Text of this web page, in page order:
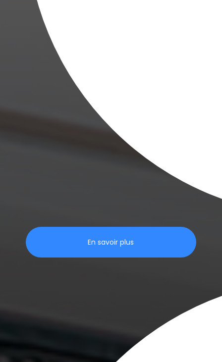
En savoir plus